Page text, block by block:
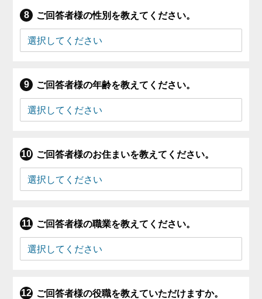
ご回答者様の性別を教えてください。
ご回答者様の年齢を教えてください。
ご回答者様のお住まいを教えてください。
ご回答者様の職業を教えてください。
ご回答者様の役職を教えていただけますか。